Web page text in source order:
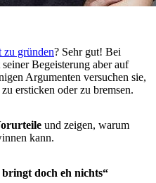
zu gründen? Sehr gut! Bei
Begeisterung aber auf
Argumenten versuchen sie,
ersticken oder zu bremsen.
und zeigen, warum
kann.
doch eh nichts“